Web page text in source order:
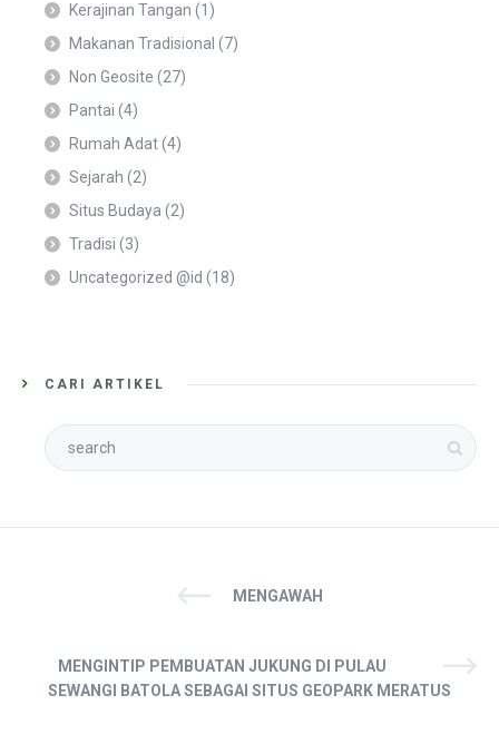
Kerajinan Tangan (1)
Makanan Tradisional (7)
Non Geosite (27)
Pantai (4)
Rumah Adat(4)
Sejarah (2)
Situs Budaya (2)
Tradisi (3)
Uncategorized @id (18)
CARI ARTIKEL
MENGAWAH
MENGINTIP PEMBUATAN JUKUNG DI PULAU
SEWANGI BATOLA SEBAGAI SITUS GEOPARK MERATUS